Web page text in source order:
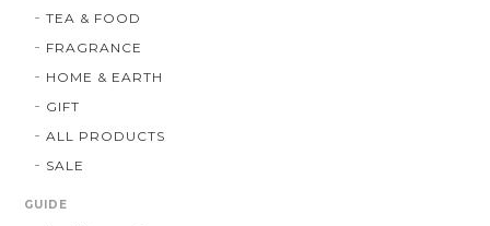
TEA & FOOD
FRAGRANCE
HOME & EARTH
GIFT
ALL PRODUCTS
SALE
GUIDE